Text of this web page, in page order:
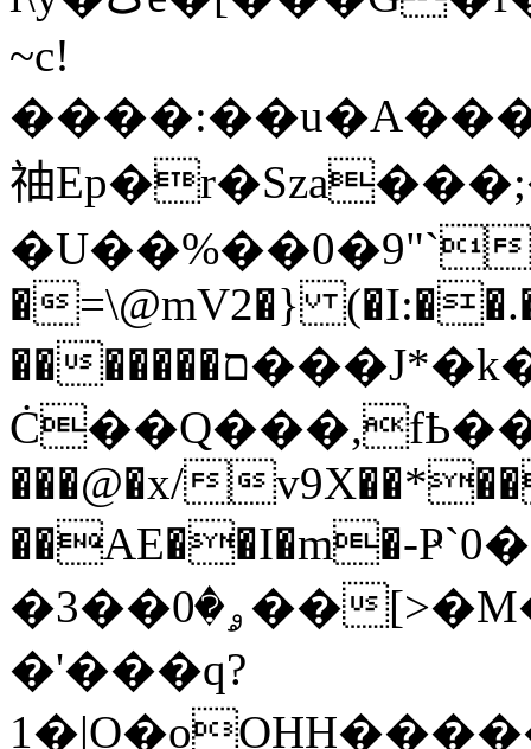
~c!
䄂
�U��%��0�9"`
�=\@mV2�}
�������ם���J*�k��6"FC:��e
���@�x/
��AE��I�m�-
�3��ۄ�0��[>�M�ny6A�����I �4!
�'���q?